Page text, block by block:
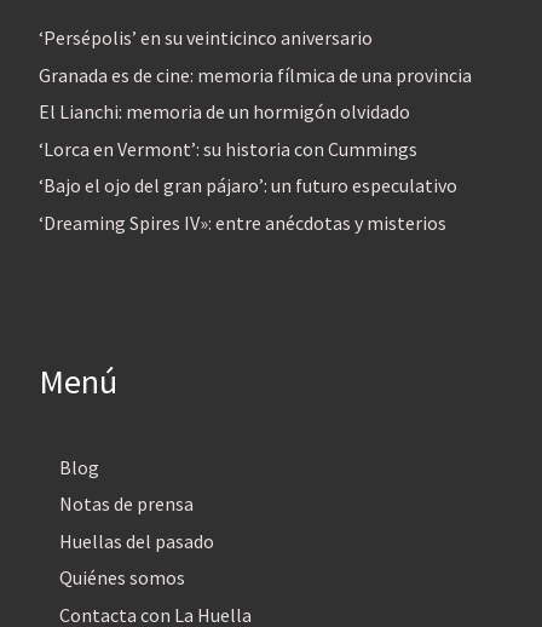
‘Persépolis’ en su veinticinco aniversario
Granada es de cine: memoria fílmica de una provincia
El Lianchi: memoria de un hormigón olvidado
‘Lorca en Vermont’: su historia con Cummings
‘Bajo el ojo del gran pájaro’: un futuro especulativo
‘Dreaming Spires IV»: entre anécdotas y misterios
Menú
Blog
Notas de prensa
Huellas del pasado
Quiénes somos
Contacta con La Huella